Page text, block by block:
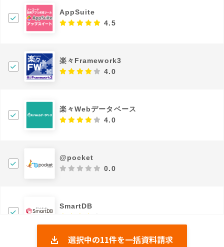
AppSuite
4.5
楽々Framework3
4.0
楽々Webデータベース
4.0
@pocket
0.0
SmartDB
選択中の11件を一括資料請求